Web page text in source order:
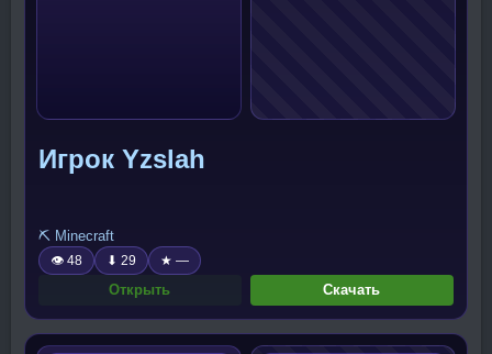
Игрок Yzslah
⛏️ Minecraft
👁 48 ⬇ 29 ★ —
Открыть Скачать